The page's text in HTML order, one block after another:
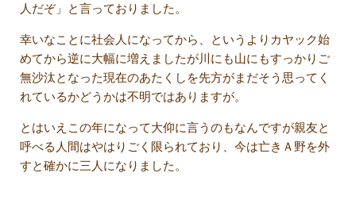
人だぞ」と言っておりました。
幸いなことに社会人になってから、というよりカヤック始
めてから逆に大幅に増えましたが川にも山にもすっかりご
無沙汰となった現在のあたくしを先方がまだそう思ってく
れているかどうかは不明ではありますが。
とはいえこの年になって大仰に言うのもなんですが親友と
呼べる人間はやはりごく限られており、今は亡きＡ野を外
すと確かに三人になりました。